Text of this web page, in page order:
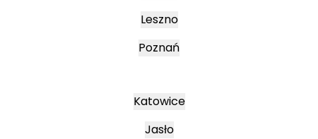
Leszno
Poznań
Katowice
Jasło